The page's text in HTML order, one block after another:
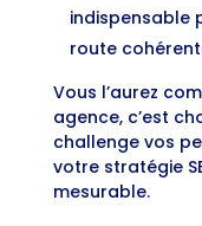
indispensable
route
Vous l’aurez
agence, c’est
challenge vos
votre stratégie
mesurable.